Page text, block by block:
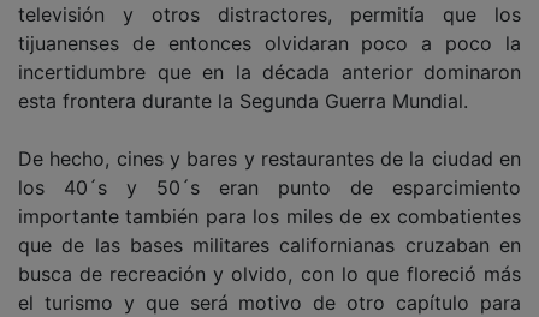
televisión y otros distractores, permitía que los
tijuanenses de entonces olvidaran poco a poco la
incertidumbre que en la década anterior dominaron
esta frontera durante la Segunda Guerra Mundial.
De hecho, cines y bares y restaurantes de la ciudad en
los 40´s y 50´s eran punto de esparcimiento
importante también para los miles de ex combatientes
que de las bases militares californianas cruzaban en
busca de recreación y olvido, con lo que floreció más
el turismo y que será motivo de otro capítulo para